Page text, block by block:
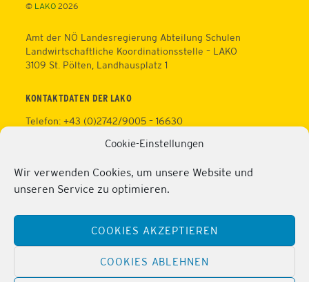
Cookie-Einstellungen
Wir verwenden Cookies, um unsere Website und
unseren Service zu optimieren.
COOKIES AKZEPTIEREN
COOKIES ABLEHNEN
© LAKO2026
Amt der NÖ Landesregierung Abteilung Schulen
Landwirtschaftliche Koordinationsstelle – LAKO
3109 St. Pölten, Landhausplatz 1
KONTAKTDATEN DER LAKO
Telefon: +43 (0)2742/9005 – 16630
https://lako.at
Datenschutz
Impressum
Telefon: +43 (0)2286/2202
Mobil: +43 (0)676/81213100
Fax: +43 (0)2286/2202/22